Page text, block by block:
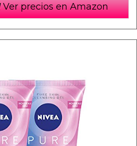
Ver precios en Amazon